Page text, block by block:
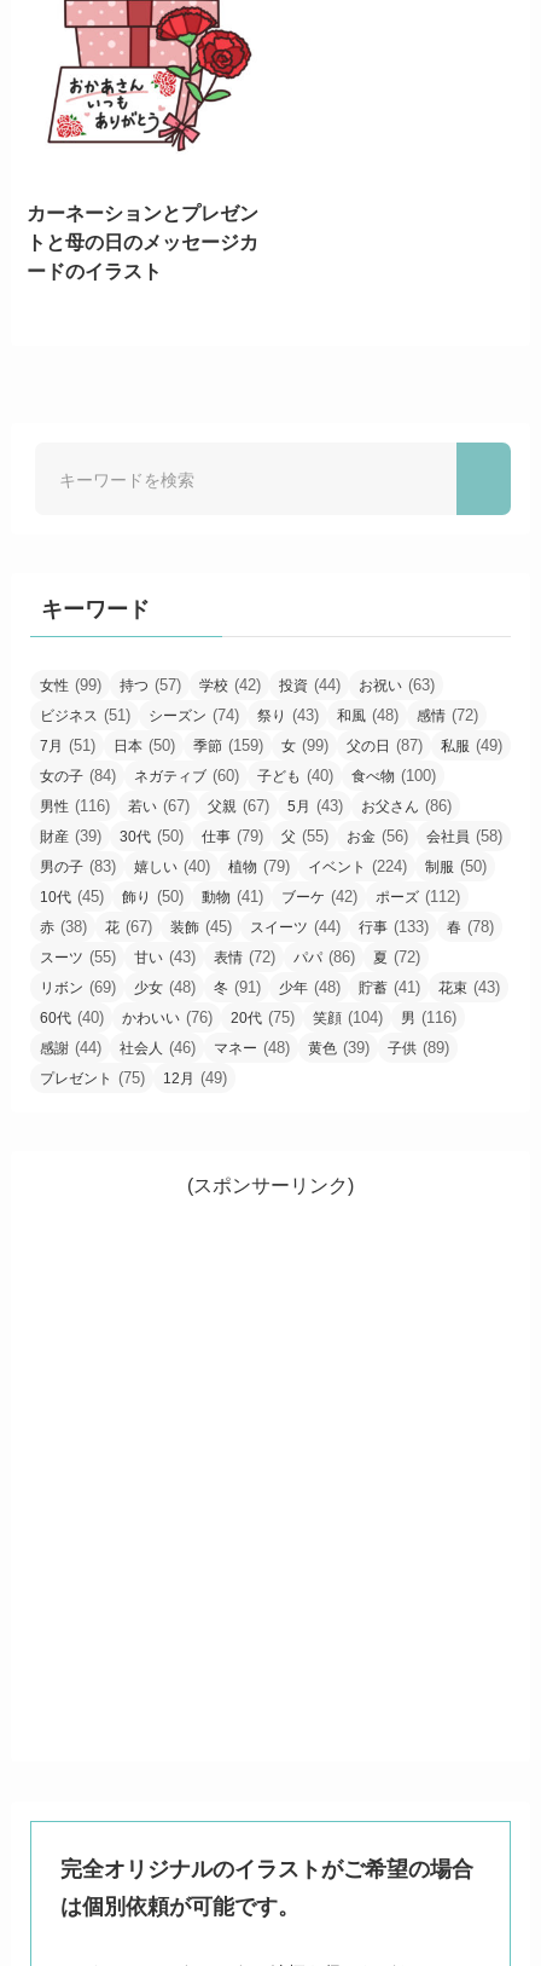
カーネーションとプレゼン
トと母の日のメッセージカ
ードのイラスト
キーワード
女性 (99) 持つ (57) 学校 (42) 投資 (44) お祝い (63)
ビジネス (51) シーズン (74) 祭り (43) 和風 (48) 感情 (72)
7月 (51) 日本 (50) 季節 (159) 女 (99) 父の日 (87) 私服 (49)
女の子 (84) ネガティブ (60) 子ども (40) 食べ物 (100)
男性 (116) 若い (67) 父親 (67) 5月 (43) お父さん (86)
財産 (39) 30代 (50) 仕事 (79) 父 (55) お金 (56) 会社員 (58)
男の子 (83) 嬉しい (40) 植物 (79) イベント (224) 制服 (50)
10代 (45) 飾り (50) 動物 (41) ブーケ (42) ポーズ (112)
赤 (38) 花 (67) 装飾 (45) スイーツ (44) 行事 (133) 春 (78)
スーツ (55) 甘い (43) 表情 (72) パパ (86) 夏 (72)
リボン (69) 少女 (48) 冬 (91) 少年 (48) 貯蓄 (41) 花束 (43)
60代 (40) かわいい (76) 20代 (75) 笑顔 (104) 男 (116)
感謝 (44) 社会人 (46) マネー (48) 黄色 (39) 子供 (89)
プレゼント (75) 12月 (49)
(スポンサーリンク)
完全オリジナルのイラストがご希望の場合
は個別依頼が可能です。